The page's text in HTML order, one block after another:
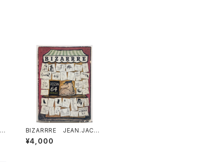
BIZARRRE JEAN.JACQ
UES PAUVERT編 1964
年 BIZARRE36-37
¥4,000